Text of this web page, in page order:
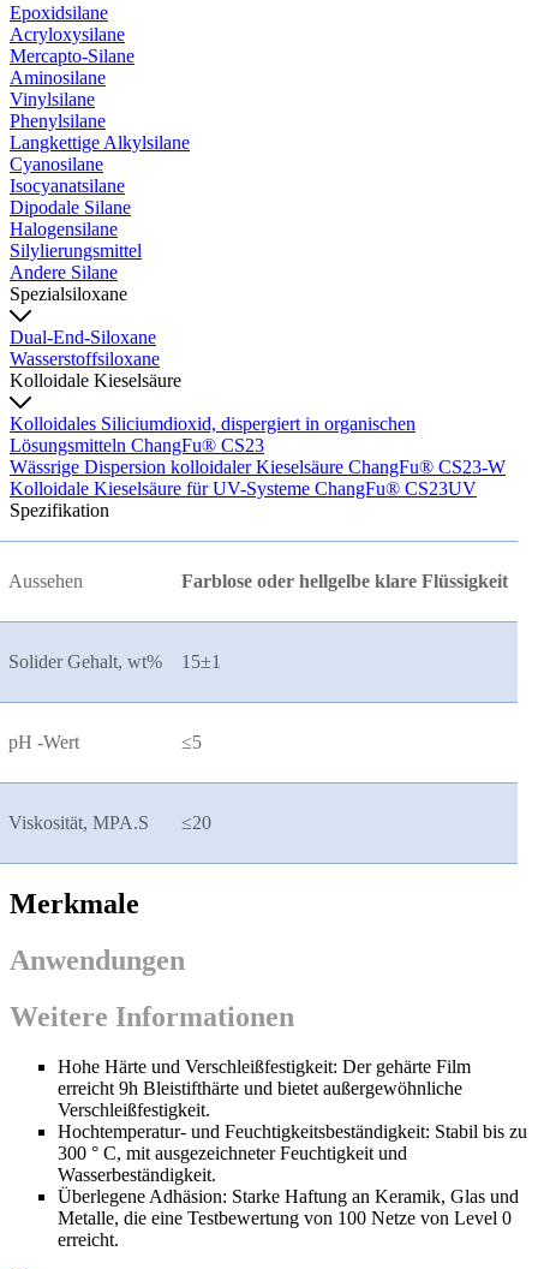
Epoxidsilane
Acryloxysilane
Mercapto-Silane
Aminosilane
Vinylsilane
Phenylsilane
Langkettige Alkylsilane
Cyanosilane
Isocyanatsilane
Dipodale Silane
Halogensilane
Silylierungsmittel
Andere Silane
Spezialsiloxane
Dual-End-Siloxane
Wasserstoffsiloxane
Kolloidale Kieselsäure
Kolloidales Siliciumdioxid, dispergiert in organischen
Lösungsmitteln ChangFu® CS23
Wässrige Dispersion kolloidaler Kieselsäure ChangFu® CS23-W
Kolloidale Kieselsäure für UV-Systeme ChangFu® CS23UV
Spezifikation
Aussehen Farblose oder hellgelbe klare Flüssigkeit
Solider Gehalt, wt% 15±1
pH -Wert ≤5
Viskosität, MPA.S ≤20
Merkmale
Anwendungen
Weitere Informationen
Hohe Härte und Verschleißfestigkeit: Der gehärte Film
erreicht 9h Bleistifthärte und bietet außergewöhnliche
Verschleißfestigkeit.
Hochtemperatur- und Feuchtigkeitsbeständigkeit: Stabil bis zu
300 ° C, mit ausgezeichneter Feuchtigkeit und
Wasserbeständigkeit.
Überlegene Adhäsion: Starke Haftung an Keramik, Glas und
Metalle, die eine Testbewertung von 100 Netze von Level 0
erreicht.